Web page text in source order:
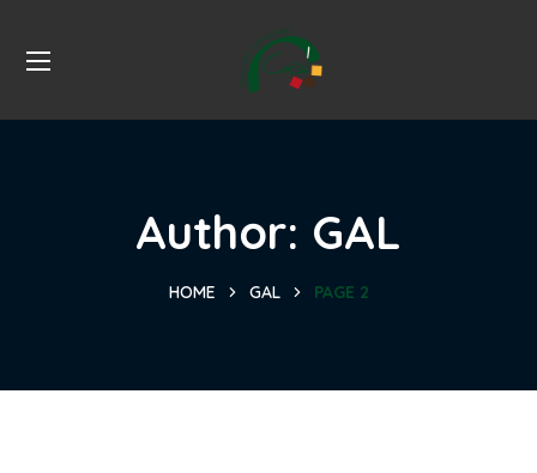
Author: GAL
HOME GAL PAGE 2